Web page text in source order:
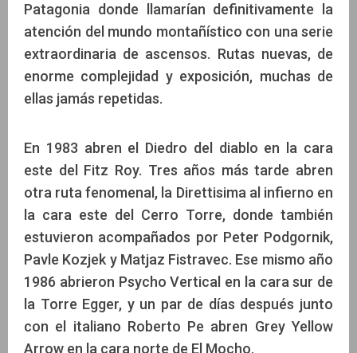
Patagonia donde llamarían definitivamente la
atención del mundo montañístico con una serie
extraordinaria de ascensos. Rutas nuevas, de
enorme complejidad y exposición, muchas de
ellas jamás repetidas.
En 1983 abren el Diedro del diablo en la cara
este del Fitz Roy. Tres años más tarde abren
otra ruta fenomenal, la Direttisima al infierno en
la cara este del Cerro Torre, donde también
estuvieron acompañados por Peter Podgornik,
Pavle Kozjek y Matjaz Fistravec. Ese mismo año
1986 abrieron Psycho Vertical en la cara sur de
la Torre Egger, y un par de días después junto
con el italiano Roberto Pe abren Grey Yellow
Arrow en la cara norte de El Mocho.